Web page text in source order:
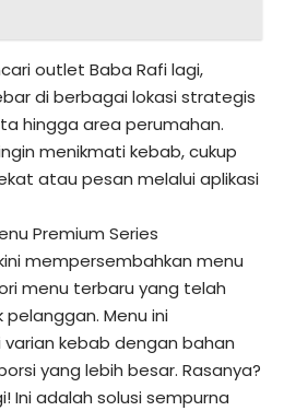
outlet Baba Rafi lagi,
di berbagai lokasi strategis
hingga area perumahan.
menikmati kebab, cukup
atau pesan melalui aplikasi
Premium Series
mempersembahkan menu
menu terbaru yang telah
Menu ini
kebab dengan bahan
yang lebih besar. Rasanya?
Ini adalah solusi sempurna